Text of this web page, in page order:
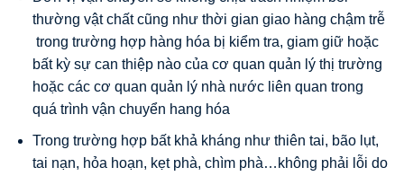
thường vật chất cũng như thời gian giao hàng chậm trễ
trong trường hợp hàng hóa bị kiểm tra, giam giữ hoặc
bất kỳ sự can thiệp nào của cơ quan quản lý thị trường
hoặc các cơ quan quản lý nhà nước liên quan trong
quá trình vận chuyển hang hóa
Trong trường hợp bất khả kháng như thiên tai, bão lụt,
tai nạn, hỏa hoạn, kẹt phà, chìm phà…không phải lỗi do